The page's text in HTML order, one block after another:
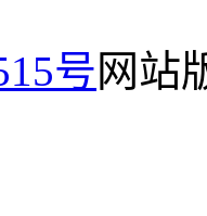
号网站